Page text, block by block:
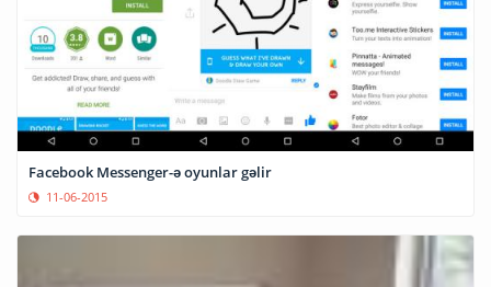
Facebook Messenger-ə oyunlar gəlir
11-06-2015